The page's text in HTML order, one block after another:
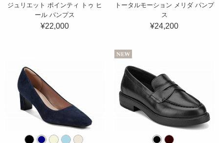
ジュリエット ポインティ トゥ ヒ
ール パンプス
¥22,000
トータルモーション メリダ パンプ
ス
¥24,200